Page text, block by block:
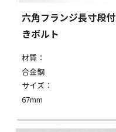
六角フランジ長寸段付
きボルト
材質：
合金鋼
サイズ：
67mm